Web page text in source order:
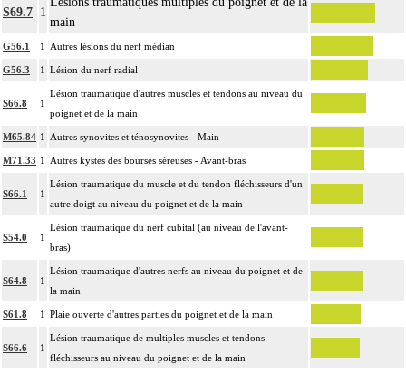
S69.7 1
main
G56.1 1 Autres lésions du nerf médian
G56.3 1 Lésion du nerf radial
S66.8 1
Lésion traumatique d'autres muscles et tendons au niveau du
poignet et de la main
M65.84 1 Autres synovites et ténosynovites - Main
M71.33 1 Autres kystes des bourses séreuses - Avant-bras
S66.1 1
Lésion traumatique du muscle et du tendon fléchisseurs d'un
autre doigt au niveau du poignet et de la main
S54.0 1
Lésion traumatique du nerf cubital (au niveau de l'avant-
bras)
S64.8 1
Lésion traumatique d'autres nerfs au niveau du poignet et de
la main
S61.8 1 Plaie ouverte d'autres parties du poignet et de la main
S66.6 1
Lésion traumatique de multiples muscles et tendons
fléchisseurs au niveau du poignet et de la main